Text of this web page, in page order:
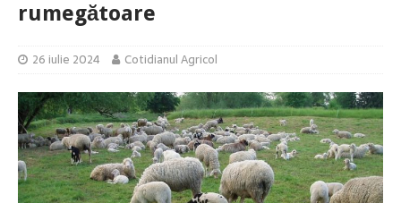
rumegătoare
26 iulie 2024 Cotidianul Agricol